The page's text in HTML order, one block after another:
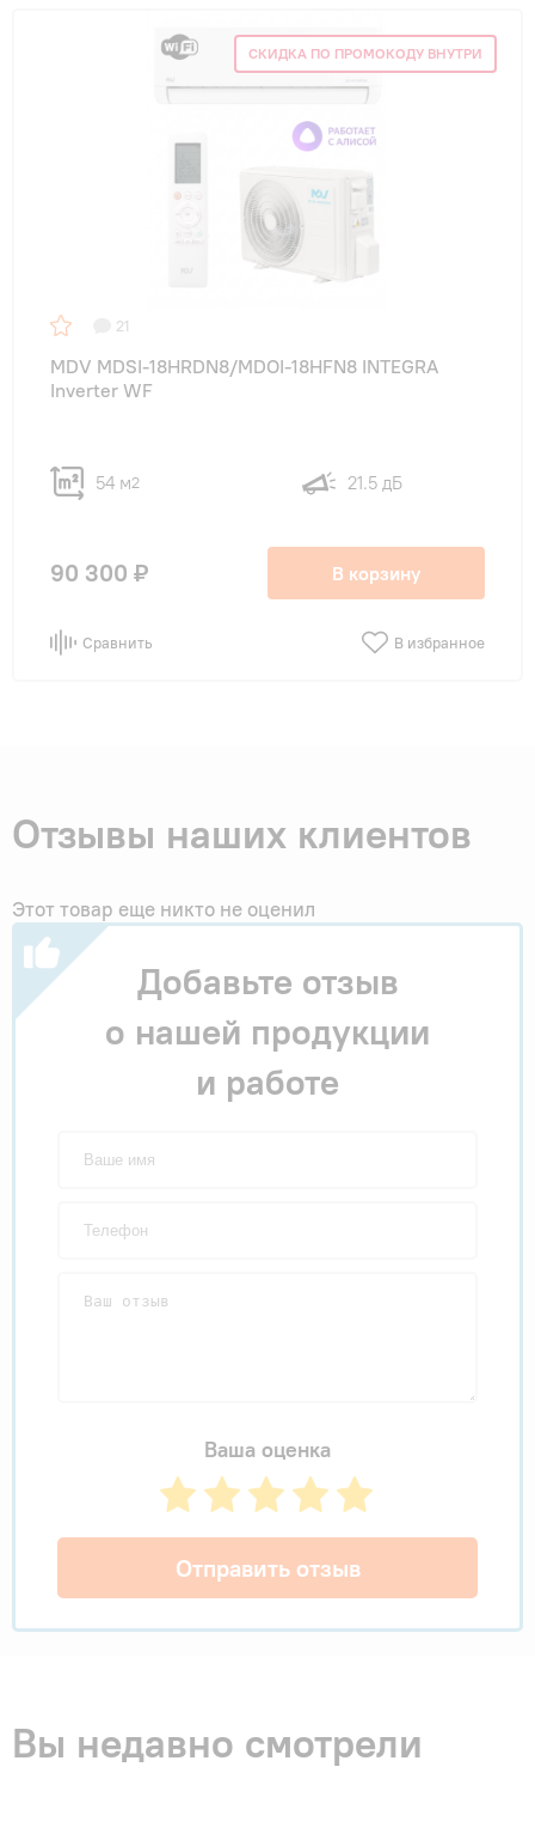
СКИДКА ПО ПРОМОКОДУ ВНУТРИ
21
MDV MDSI-18HRDN8/MDOI-18HFN8 INTEGRA
Inverter WF
54 м2 21.5 дБ
90 300 ₽ В корзину
Сравнить В избранное
Отзывы наших клиентов
Этот товар еще никто не оценил
Добавьте отзыв
о нашей продукции
и работе
Ваша оценка
Отправить отзыв
Вы недавно смотрели